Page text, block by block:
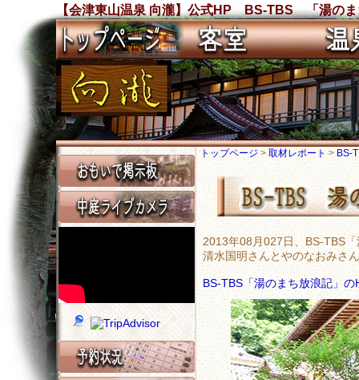
【会津東山温泉 向瀧】公式HP BS-TBS 「湯のま
トップページ> 取材レポート> BS-
2013年08月027日、BS-TBS
清水国明さんとやのなおみさ
BS-TBS「湯のまち放浪記」の